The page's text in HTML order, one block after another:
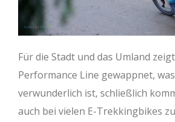
Für die Stadt und das Umland
Performance Line gewappnet,
verwunderlich ist, schließlich
auch bei vielen E-Trekkingbikes